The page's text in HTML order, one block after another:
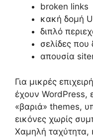
broken links
κακή δομή
διπλό
σελίδες που
απουσία
Για μικρές
έχουν WordPress,
«βαριά» themes,
εικόνες χωρίς
Χαμηλή ταχύτητα,